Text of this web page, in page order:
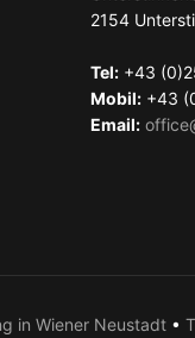
2154
Tel: +43
Mobil: +43
Email:
in Wiener Neustadt•